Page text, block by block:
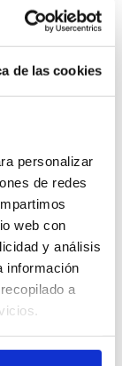
de las cookies
personalizar
de redes
web con
y análisis
información
a
351740
now